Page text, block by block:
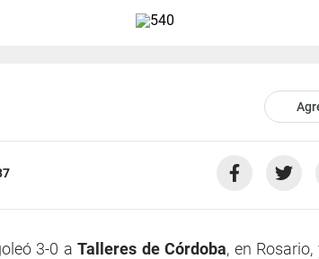
3-0 aTalleres de Córdoba, en